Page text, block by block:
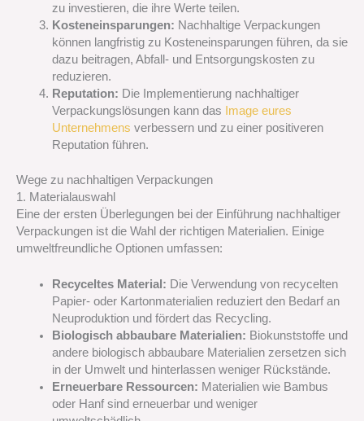
zu investieren, die ihre Werte teilen.
Kosteneinsparungen: Nachhaltige Verpackungen
können langfristig zu Kosteneinsparungen führen, da sie
dazu beitragen, Abfall- und Entsorgungskosten zu
reduzieren.
Reputation: Die Implementierung nachhaltiger
Verpackungslösungen kann das
Image eures
Unternehmens verbessern und zu einer positiveren
Reputation führen.
Wege zu nachhaltigen Verpackungen
1. Materialauswahl
Eine der ersten Überlegungen bei der Einführung nachhaltiger
Verpackungen ist die Wahl der richtigen Materialien. Einige
umweltfreundliche Optionen umfassen:
Recyceltes Material: Die Verwendung von recycelten
Papier- oder Kartonmaterialien reduziert den Bedarf an
Neuproduktion und fördert das Recycling.
Biologisch abbaubare Materialien: Biokunststoffe und
andere biologisch abbaubare Materialien zersetzen sich
in der Umwelt und hinterlassen weniger Rückstände.
Erneuerbare Ressourcen: Materialien wie Bambus
oder Hanf sind erneuerbar und weniger